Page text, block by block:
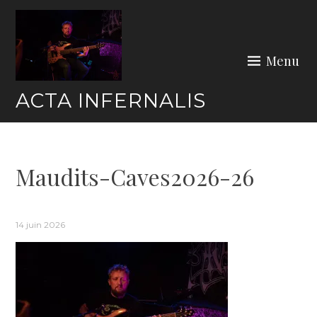
Skip
content
ACTA INFERNALIS
Menu
Maudits-Caves2026-26
14 juin 2026